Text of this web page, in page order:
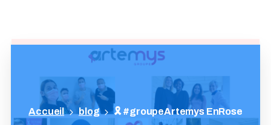
blog 🎗️ #groupeArtemys EnRose